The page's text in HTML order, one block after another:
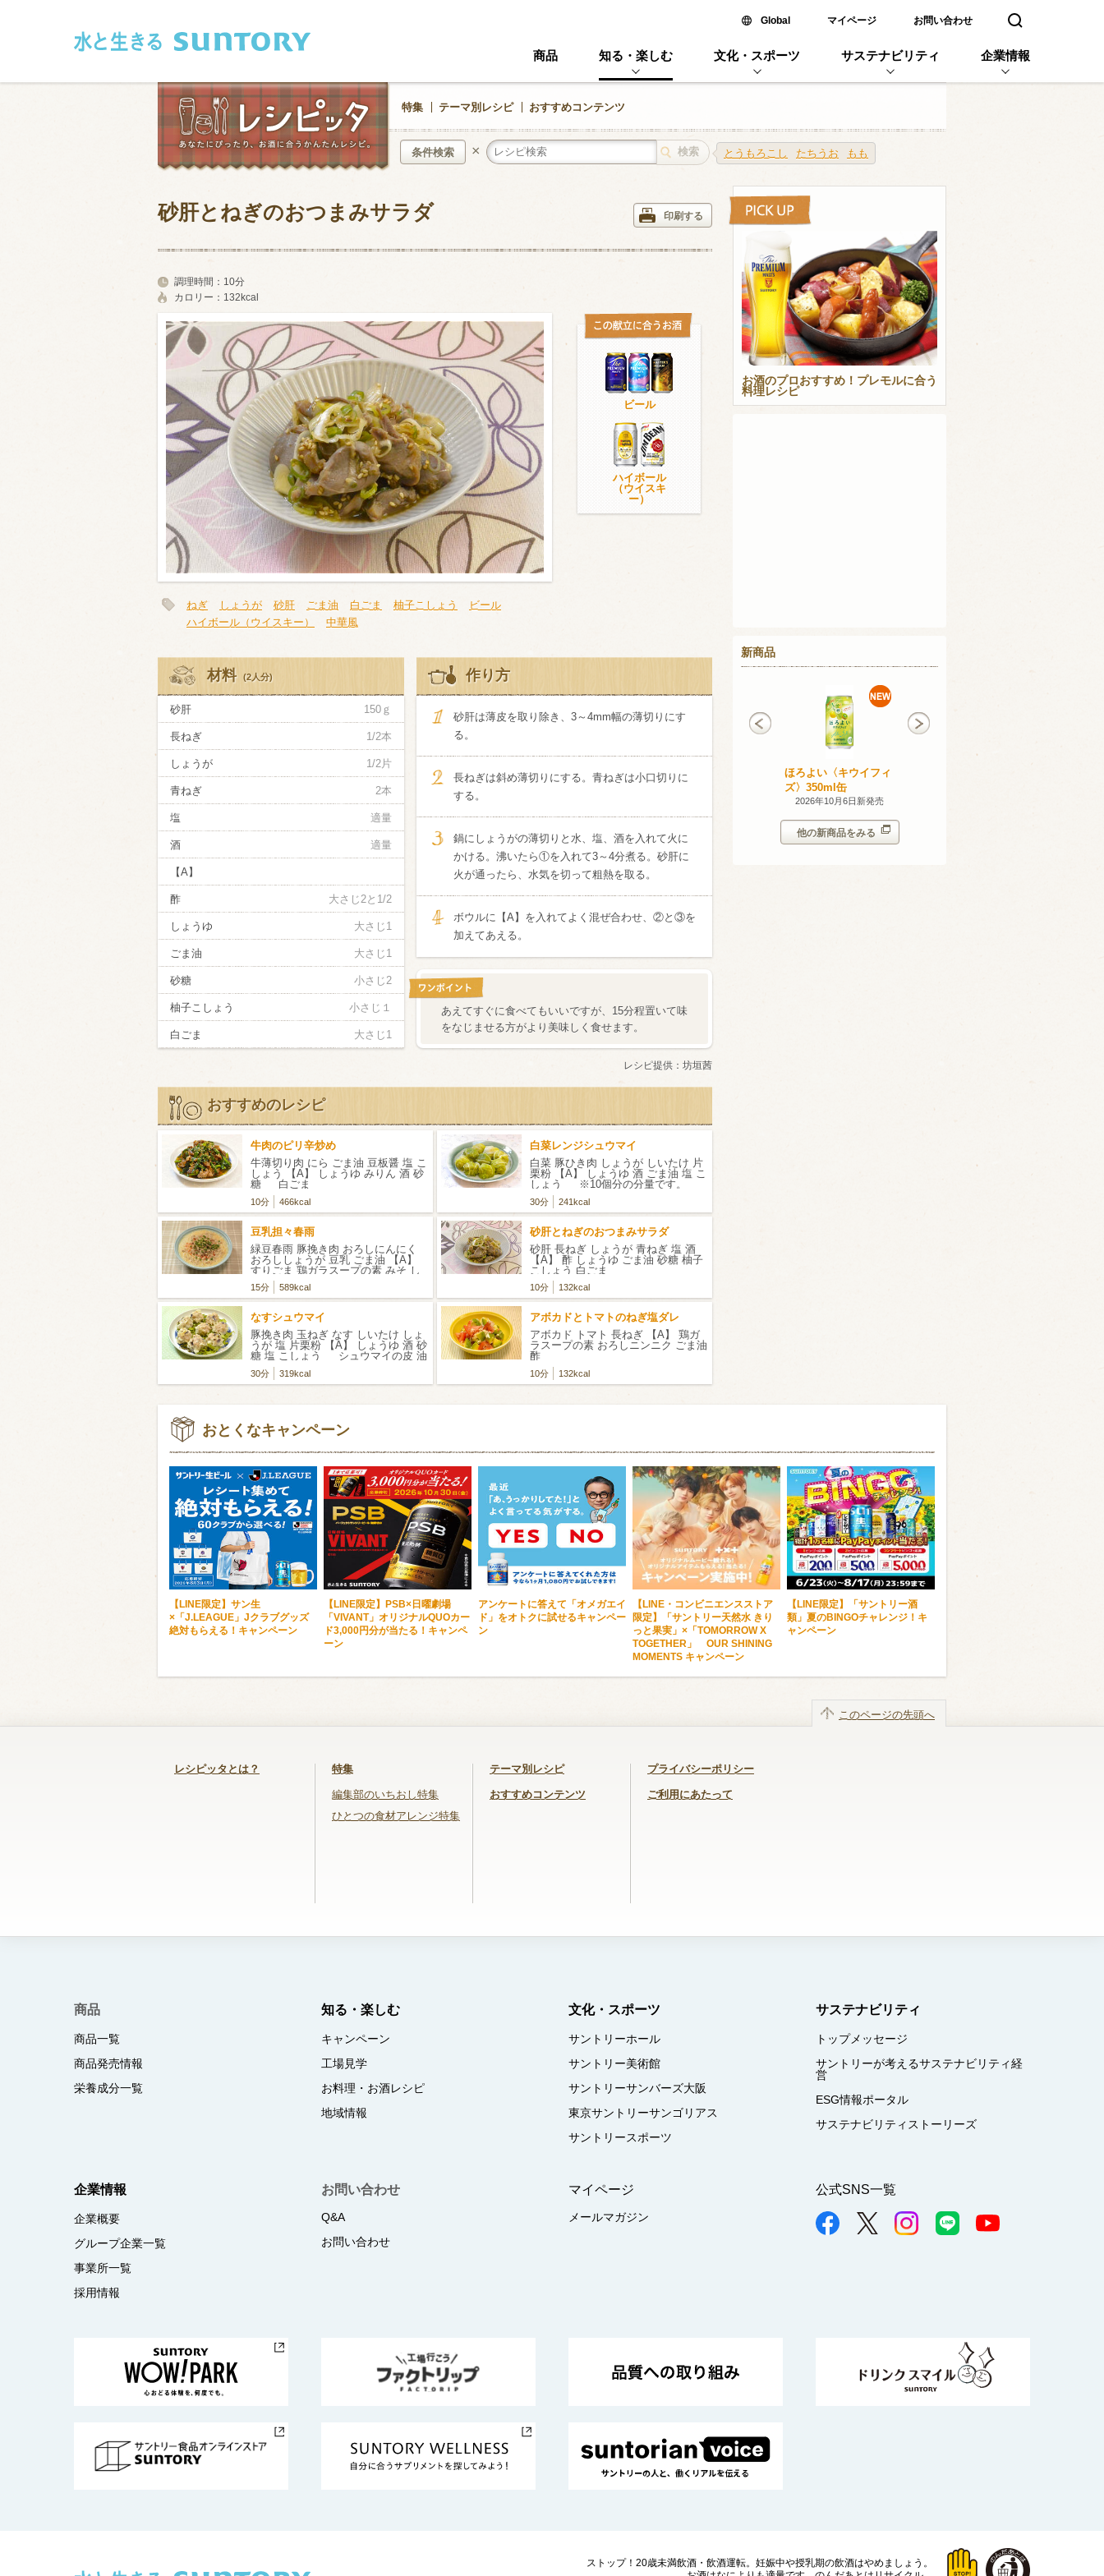
Global新しいウィンドウで開く
マイページ お問い合わせ 検索窓を開く
商品 知る・楽しむ 文化・スポーツ サステナビリティ 企業情報
特集 テーマ別レシピ おすすめコンテンツ
とうもろこし たちうお もも
条件検索 ×
和食 洋食 イタリアン
卵・乳製品 豆腐・豆類 加工食品系 くだもの
お米・麺
類・穀物
その他
ビール ハイボール（ウイスキー） ウイスキー・ブランデー 焼酎
赤ワイン 白ワイン
検索
砂肝とねぎのおつまみサラダ 印刷する
調理時間： 10分
カロリー： 132kcal
ビール
ハイボール
（ウイスキ
ー）
ねぎ しょうが 砂肝 ごま油 白ごま 柚子こしょう
ビール
ハイボール（ウイスキー）
中華風
材料 (2人分)
砂肝 150ｇ
長ねぎ 1/2本
しょうが 1/2片
青ねぎ 2本
塩 適量
酒 適量
【A】
酢 大さじ2と1/2
しょうゆ 大さじ1
ごま油 大さじ1
砂糖 小さじ2
柚子こしょう 小さじ１
白ごま 大さじ1
作り方
砂肝は薄皮を取り除き、3～4mm幅の薄切りにす
る。
長ねぎは斜め薄切りにする。青ねぎは小口切りに
する。
鍋にしょうがの薄切りと水、塩、酒を入れて火に
かける。沸いたら①を入れて3～4分煮る。砂肝に
火が通ったら、水気を切って粗熱を取る。
ボウルに【A】を入れてよく混ぜ合わせ、②と③を
加えてあえる。
あえてすぐに食べてもいいですが、15分程置いて味
をなじませる方がより美味しく食せます。
レシピ提供： 坊垣茜
おすすめのレシピ
牛肉のピリ辛炒め
牛薄切り肉 にら ごま油 豆板醤 塩 こ
しょう 【A】 しょうゆ みりん 酒 砂
糖 白ごま
10分 466kcal
白菜レンジシュウマイ
白菜 豚ひき肉 しょうが しいたけ 片
栗粉 【A】 しょうゆ 酒 ごま油 塩 こ
しょう ※10個分の分量です。
30分 241kcal
豆乳担々春雨
緑豆春雨 豚挽き肉 おろしにんにく
おろししょうが 豆乳 ごま油 【A】
すりごま 鶏ガラスープの素 みそ し
ょうゆ 刻みねぎ ラー油
15分 589kcal
砂肝とねぎのおつまみサラダ
砂肝 長ねぎ しょうが 青ねぎ 塩 酒
【A】 酢 しょうゆ ごま油 砂糖 柚子
こしょう 白ごま
10分 132kcal
なすシュウマイ
豚挽き肉 玉ねぎ なす しいたけ しょ
うが 塩 片栗粉 【A】 しょうゆ 酒 砂
糖 塩 こしょう シュウマイの皮 油
サニーレタス ※作りやすい分量で
す。
30分 319kcal
アボカドとトマトのねぎ塩ダレ
アボカド トマト 長ねぎ 【A】 鶏ガ
ラスープの素 おろしニンニク ごま油
酢
10分 132kcal
お酒のプロおすすめ！プレモルに合う
料理レシピ
新商品
ほろよい〈キウイフィ
ズ〉350ml缶
2026年10月6日新発売
酸化防止剤無添加のお
サー＆レモン〉350ml
缶
他の新商品をみる
おとくなキャンペーン
【LINE限定】サン生
×「J.LEAGUE」Jクラブグッズ
絶対もらえる！キャンペーン
【LINE限定】PSB×日曜劇場
「VIVANT」オリジナルQUOカー
ド3,000円分が当たる！キャンペ
ーン
アンケートに答えて「オメガエイ
ド」をオトクに試せるキャンペー
ン
【LINE・コンビニエンスストア
限定】「サントリー天然水 きり
っと果実」×「TOMORROW X
TOGETHER」 OUR SHINING
MOMENTS キャンペーン
【LINE限定】「サントリー酒
類」夏のBINGOチャレンジ！キ
ャンペーン
レシピッタとは？ 特集
編集部のいちおし特集
ひとつの食材アレンジ特集
テーマ別レシピ
おすすめコンテンツ
プライバシーポリシー
ご利用にあたって
このページの先頭へ
商品
商品一覧
商品発売情報
栄養成分一覧
知る・楽しむ
キャンペーン
工場見学
お料理・お酒レシピ
地域情報
文化・スポーツ
サントリーホール
サントリー美術館
サントリーサンバーズ大阪
東京サントリーサンゴリアス
サントリースポーツ
サステナビリティ
トップメッセージ
サントリーが考えるサステナビリティ経
営
ESG情報ポータル
サステナビリティストーリーズ
企業情報
企業概要
グループ企業一覧
事業所一覧
採用情報
お問い合わせ
Q&A
お問い合わせ
マイページ
メールマガジン
公式SNS一覧
ストップ！20歳未満飲酒・飲酒運転。 妊娠中や授乳期の飲酒はやめましょう。